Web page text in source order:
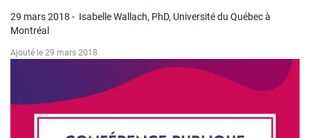
29 mars 2018 - Isabelle Wallach, PhD, Université du Québec à
Montréal
Ajouté le 29 mars 2018